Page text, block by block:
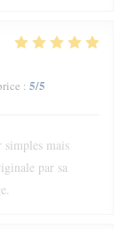
: 5/5
simples mais
par sa